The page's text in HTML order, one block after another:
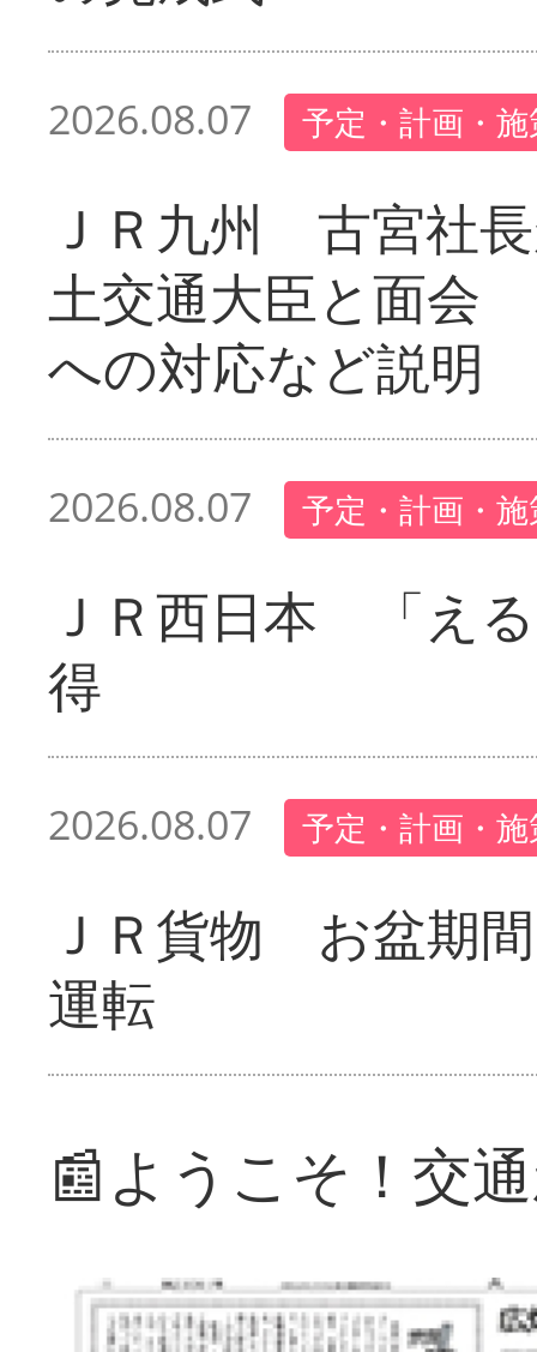
2026.08.07 予定・計画・
ＪＲ九州 古宮社
土交通大臣と面会
への対応など説明
2026.08.07 予定・計画・
ＪＲ西日本 「え
得
2026.08.07 予定・計画・
ＪＲ貨物 お盆期
運転
📰ようこそ！交